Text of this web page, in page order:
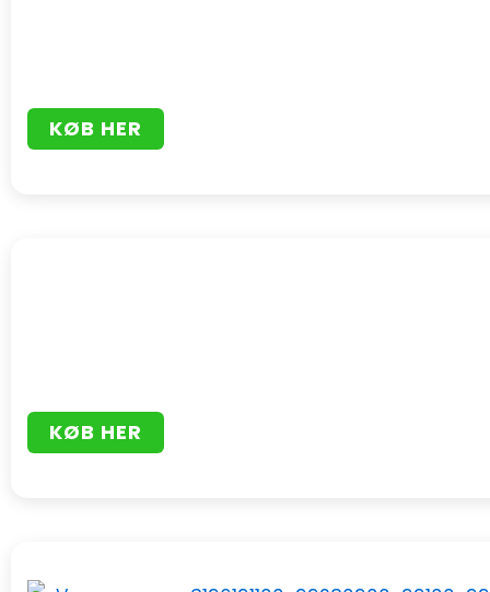
KØB HER
KØB HER